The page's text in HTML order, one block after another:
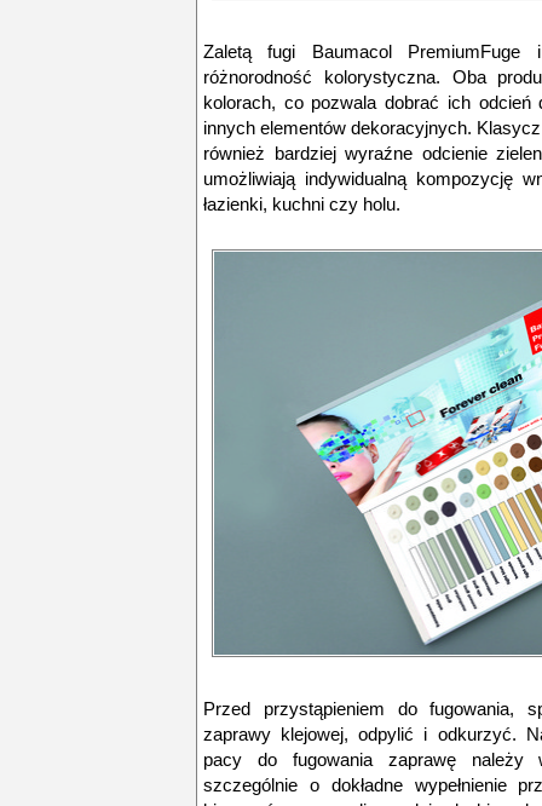
Zaletą fugi Baumacol
różnorodność kolorystyczna. Oba
kolorach, co pozwala dobrać ich
innych elementów dekoracyjnych.
również bardziej wyraźne odcienie
umożliwiają indywidualną kompozycję
łazienki, kuchni czy holu.
Przed przystąpieniem do fugowania,
zaprawy klejowej, odpylić i odkurzyć.
pacy do fugowania zaprawę należy
szczególnie o dokładne wypełnienie